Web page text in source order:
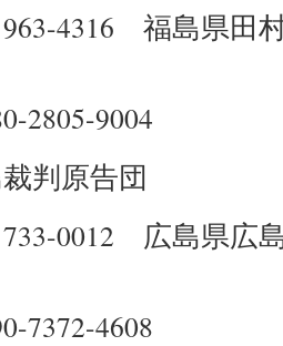
4316 福島県田村
9004
判原告団
0012 広島県広島
4608